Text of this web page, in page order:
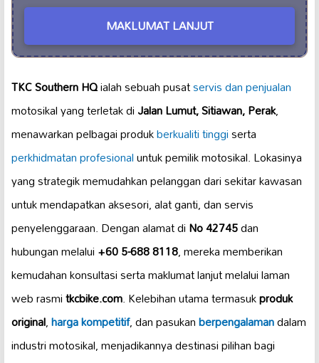
MAKLUMAT LANJUT
TKC Southern HQialah sebuah pusatservis dan penjualan
motosikal yang terletak diJalan Lumut, Sitiawan, Perak,
menawarkan pelbagai produkberkualiti tinggiserta
perkhidmatan profesionaluntuk pemilik motosikal. Lokasinya
yang strategik memudahkan pelanggan dari sekitar kawasan
untuk mendapatkan aksesori, alat ganti, dan servis
penyelenggaraan. Dengan alamat diNo 42745dan
hubungan melalui+60 5-688 8118, mereka memberikan
kemudahan konsultasi serta maklumat lanjut melalui laman
web rasmitkcbike.com. Kelebihan utama termasukproduk
original,harga kompetitif, dan pasukanberpengalamandalam
industri motosikal, menjadikannya destinasi pilihan bagi